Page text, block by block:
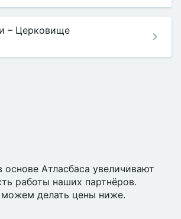
– Церковище
основе Атласбаса увеличивают
работы наших партнёров.
делать цены ниже.